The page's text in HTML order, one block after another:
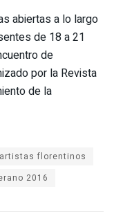
abiertas a lo largo
de 18 a 21
de
por la Revista
de la
florentinos
2016